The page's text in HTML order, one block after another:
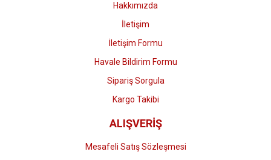
Gönder
Hakkımızda
İletişim
İletişim Formu
Havale Bildirim Formu
Sipariş Sorgula
Kargo Takibi
ALIŞVERİŞ
Mesafeli Satış Sözleşmesi